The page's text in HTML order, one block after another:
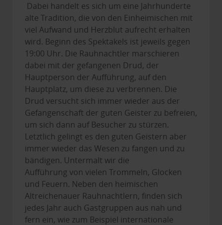
Dabei handelt es sich um eine Jahrhunderte
alte Tradition, die von den Einheimischen mit
viel Aufwand und Herzblut aufrecht erhalten
wird. Beginn des Spektakels ist jeweils gegen
19:00 Uhr. Die Rauhnachtler marschieren
dabei mit der gefangenen Drud, der
Hauptperson der Aufführung, auf den
Hauptplatz, um diese zu verbrennen. Die
Drud versucht sich immer wieder aus der
Gefangenschaft der guten Geister zu befreien,
um sich dann auf Besucher zu stürzen.
Letztlich gelingt es den guten Geistern aber
immer wieder das Wesen zu fangen und zu
bändigen. Untermalt wir die
Aufführung von vielen Trommeln, Glocken
und Feuern. Neben den heimischen
Altreichenauer Rauhnachtlern, finden sich
jedes Jahr auch Gastgruppen aus nah und
fern ein, wie zum Beispiel internationale